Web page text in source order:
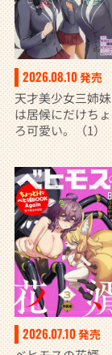
2026.08.10発売
天才美少女三姉妹
は居候にだけちょ
ろ可愛い。（1）
2026.07.10発売